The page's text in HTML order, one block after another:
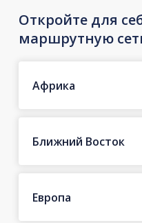
Откройте для
маршрутную
Африка
Ближний Восток
Европа